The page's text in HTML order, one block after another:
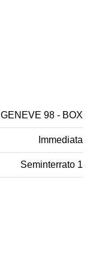
GENEVE 98 - BOX
Immediata
Seminterrato 1